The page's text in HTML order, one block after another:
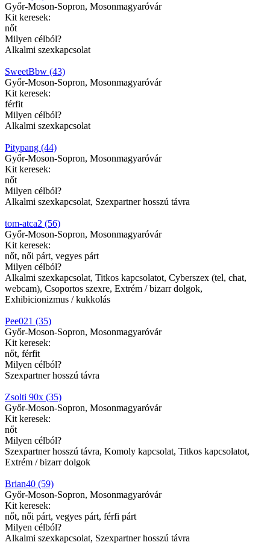
Győr-Moson-Sopron, Mosonmagyaróvár
Kit keresek:
nőt
Milyen célból?
Alkalmi szexkapcsolat
SweetBbw (43)
Győr-Moson-Sopron, Mosonmagyaróvár
Kit keresek:
férfit
Milyen célból?
Alkalmi szexkapcsolat
Pitypang (44)
Győr-Moson-Sopron, Mosonmagyaróvár
Kit keresek:
nőt
Milyen célból?
Alkalmi szexkapcsolat, Szexpartner hosszú távra
tom-atca2 (56)
Győr-Moson-Sopron, Mosonmagyaróvár
Kit keresek:
nőt, női párt, vegyes párt
Milyen célból?
Alkalmi szexkapcsolat, Titkos kapcsolatot, Cyberszex (tel, chat,
webcam), Csoportos szexre, Extrém / bizarr dolgok,
Exhibicionizmus / kukkolás
Pee021 (35)
Győr-Moson-Sopron, Mosonmagyaróvár
Kit keresek:
nőt, férfit
Milyen célból?
Szexpartner hosszú távra
Zsolti 90x (35)
Győr-Moson-Sopron, Mosonmagyaróvár
Kit keresek:
nőt
Milyen célból?
Szexpartner hosszú távra, Komoly kapcsolat, Titkos kapcsolatot,
Extrém / bizarr dolgok
Brian40 (59)
Győr-Moson-Sopron, Mosonmagyaróvár
Kit keresek:
nőt, női párt, vegyes párt, férfi párt
Milyen célból?
Alkalmi szexkapcsolat, Szexpartner hosszú távra